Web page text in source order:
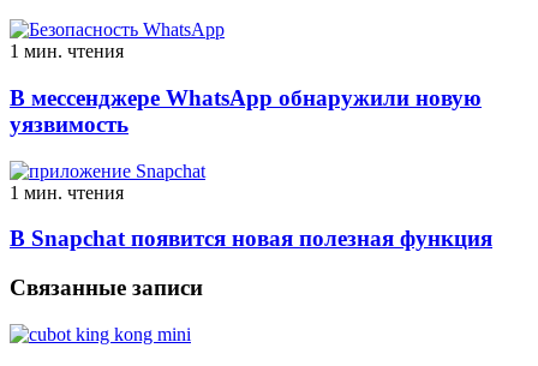
1 мин. чтения
В мессенджере WhatsApp обнаружили новую
уязвимость
1 мин. чтения
В Snapchat появится новая полезная функция
Связанные записи